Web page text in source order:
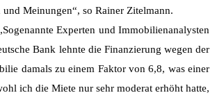
Meinungen“, so Rainer Zitelmann.
Experten und Immobilienanalysten
Bank lehnte die Finanzierung wegen der
damals zu einem Faktor von 6,8, was einer
ich die Miete nur sehr moderat erhöht hatte,